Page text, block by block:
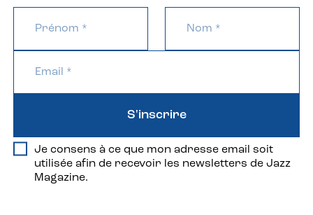
Je consens à ce que mon adresse email soit
utilisée afin de recevoir les newsletters de Jazz
Magazine.
S'inscrire